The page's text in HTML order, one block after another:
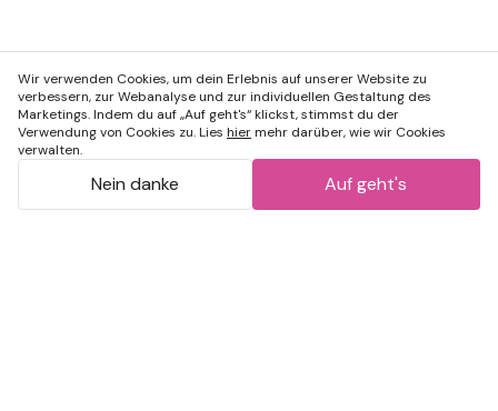
Wir verwenden Cookies, um dein Erlebnis auf unserer Website zu
verbessern, zur Webanalyse und zur individuellen Gestaltung des
Marketings. Indem du auf „Auf geht's“ klickst, stimmst du der
Verwendung von Cookies zu. Lies hiermehr darüber, wie wir Cookies
verwalten.
Nein danke Auf geht's